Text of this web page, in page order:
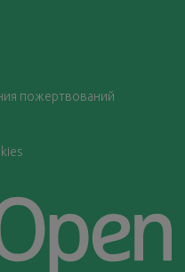
пожертвований